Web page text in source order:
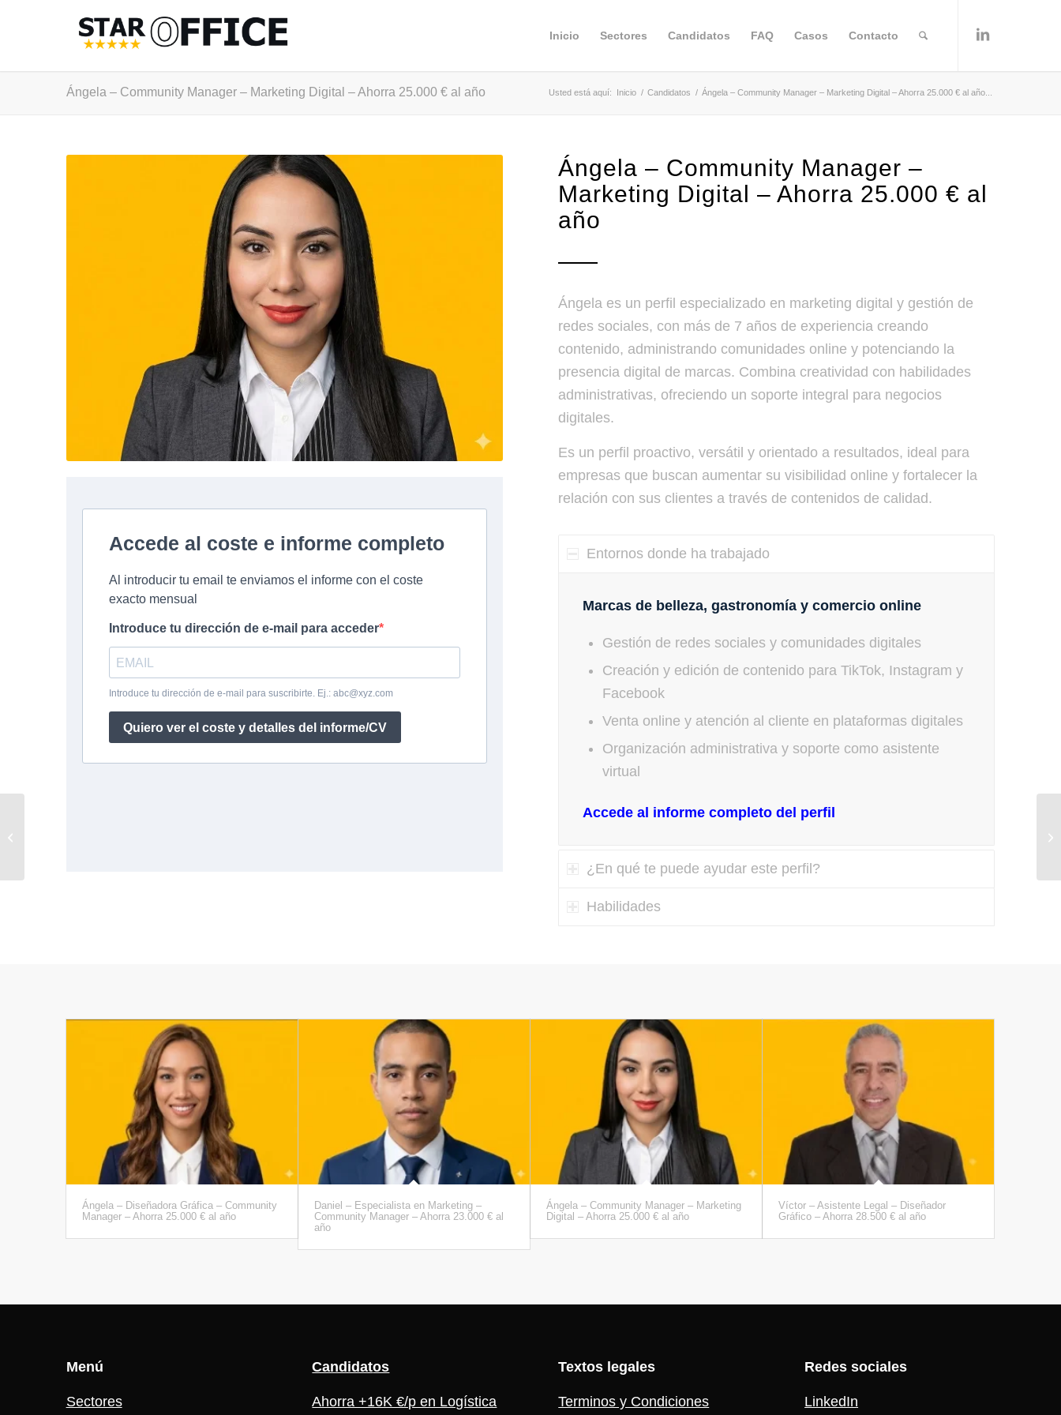
Inicio Sectores Candidatos FAQ Casos Contacto
Ángela – Community Manager – Marketing Digital – Ahorra 25.000 € al año Usted está aquí: Inicio / Candidatos / Ángela – Community Manager – Marketing Digital – Ahorra 25.000 € al año...
Ángela – Community Manager –
Marketing Digital – Ahorra 25.000 € al
año
Ángela es un perfil especializado en marketing digital y gestión de
redes sociales, con más de 7 años de experiencia creando
contenido, administrando comunidades online y potenciando la
presencia digital de marcas. Combina creatividad con habilidades
administrativas, ofreciendo un soporte integral para negocios
digitales.
Es un perfil proactivo, versátil y orientado a resultados, ideal para
empresas que buscan aumentar su visibilidad online y fortalecer la
relación con sus clientes a través de contenidos de calidad.
Entornos donde ha trabajado
Marcas de belleza, gastronomía y comercio online
Gestión de redes sociales y comunidades digitales
Creación y edición de contenido para TikTok, Instagram y
Facebook
Venta online y atención al cliente en plataformas digitales
Organización administrativa y soporte como asistente
virtual
Accede al informe completo del perfil
¿En qué te puede ayudar este perfil?
Habilidades
Ángela – Diseñadora Gráfica – Community
Manager – Ahorra 25.000 € al año
Daniel – Especialista en Marketing –
Community Manager – Ahorra 23.000 € al
año
Ángela – Community Manager – Marketing
Digital – Ahorra 25.000 € al año
Víctor – Asistente Legal – Diseñador
Gráfico – Ahorra 28.500 € al año
Menú
Sectores
Candidatos
Ahorra +16K €/p en Logística
Textos legales
Terminos y Condiciones
Redes sociales
LinkedIn